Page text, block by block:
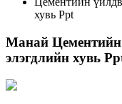
хувь Ppt
Манай
элэгдлийн хувь